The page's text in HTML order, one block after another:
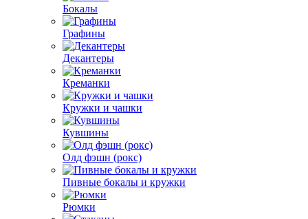
Бокалы
Графины
Декантеры
Креманки
Кружки и чашки
Кувшины
Олд фэшн (рокс)
Пивные бокалы и кружки
Рюмки